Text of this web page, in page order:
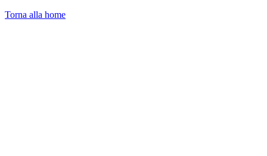
Torna alla home